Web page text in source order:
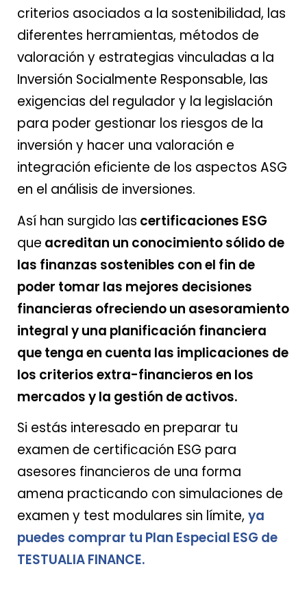
criterios asociados a la sostenibilidad, las
diferentes herramientas, métodos de
valoración y estrategias vinculadas a la
Inversión Socialmente Responsable, las
exigencias del regulador y la legislación
para poder gestionar los riesgos de la
inversión y hacer una valoración e
integración eficiente de los aspectos ASG
en el análisis de inversiones.
Así han surgido las certificaciones ESG
que acreditan un conocimiento sólido de
las finanzas sostenibles con el fin de
poder tomar las mejores decisiones
financieras ofreciendo un asesoramiento
integral y una planificación financiera
que tenga en cuenta las implicaciones de
los criterios extra-financieros en los
mercados y la gestión de activos.
Si estás interesado en preparar tu
examen de certificación ESG para
asesores financieros de una forma
amena practicando con simulaciones de
examen y test modulares sin límite, ya
puedes comprar tu Plan Especial ESG de
TESTUALIA FINANCE.